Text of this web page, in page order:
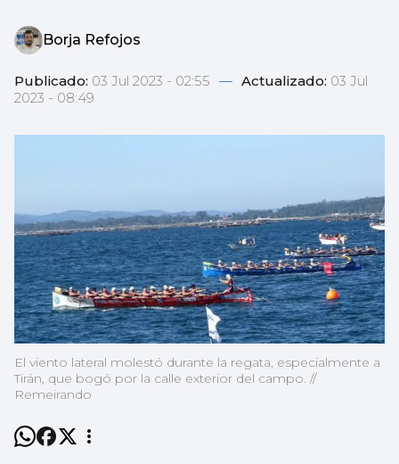
Borja Refojos
Publicado: 03 Jul 2023 - 02:55 — Actualizado: 03 Jul
2023 - 08:49
El viento lateral molestó durante la regata, especialmente a
Tirán, que bogó por la calle exterior del campo. //
Remeirando